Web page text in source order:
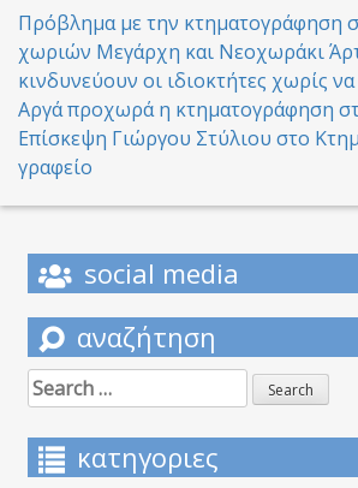
Post
navigation
Πρόβλημα με την κτηματογράφηση
χωριών Μεγάρχη και Νεοχωράκι
κινδυνεύουν οι ιδιοκτήτες χωρίς
Αργά προχωρά η κτηματογράφηση
Επίσκεψη Γιώργου Στύλιου στο
γραφείο
social media
αναζήτηση
Search
for:
κατηγοριες